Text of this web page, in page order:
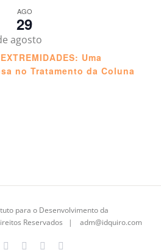
AGO
29
agosto
Uma
no Tratamento da Coluna
para o Desenvolvimento da
Reservados | adm@idquiro.com
Instagram LinkedIn